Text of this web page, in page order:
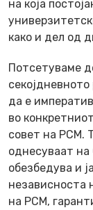
на која
како и дел од
Потсетуваме
да е
во
совет на РСМ.
однесуваат на
обезбедува и
независноста
на РСМ,